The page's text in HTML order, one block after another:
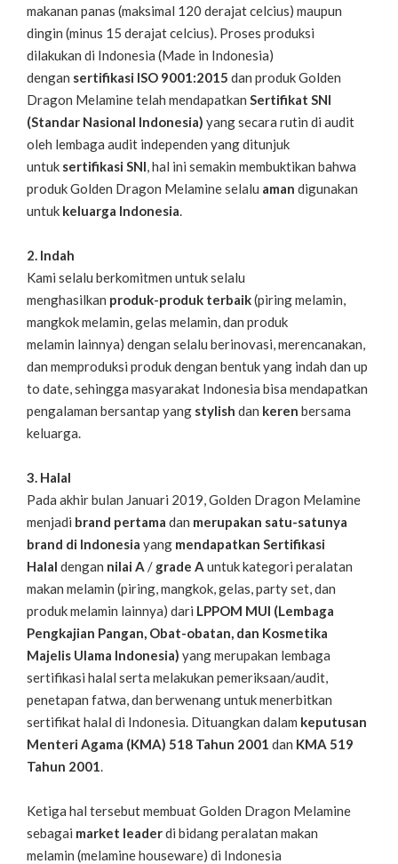
makanan panas (maksimal 120 derajat celcius) maupun
dingin (minus 15 derajat celcius). Proses produksi
dilakukan di Indonesia (Made in Indonesia)
dengan sertifikasi ISO 9001:2015 dan produk Golden
Dragon Melamine telah mendapatkan Sertifikat SNI
(Standar Nasional Indonesia) yang secara rutin di audit
oleh lembaga audit independen yang ditunjuk
untuk sertifikasi SNI, hal ini semakin membuktikan bahwa
produk Golden Dragon Melamine selalu aman digunakan
untuk keluarga Indonesia.
2. Indah
Kami selalu berkomitmen untuk selalu
menghasilkan produk-produk terbaik(piring melamin,
mangkok melamin, gelas melamin, dan produk
melamin lainnya) dengan selalu berinovasi, merencanakan,
dan memproduksi produk dengan bentuk yang indah dan up
to date, sehingga masyarakat Indonesia bisa mendapatkan
pengalaman bersantap yang stylish dan keren bersama
keluarga.
3. Halal
Pada akhir bulan Januari 2019, Golden Dragon Melamine
menjadi brand pertama dan merupakan satu-satunya
brand di Indonesia yang mendapatkan Sertifikasi
Halal dengan nilai A / grade A untuk kategori peralatan
makan melamin (piring, mangkok, gelas, party set, dan
produk melamin lainnya) dari LPPOM MUI (Lembaga
Pengkajian Pangan, Obat-obatan, dan Kosmetika
Majelis Ulama Indonesia) yang merupakan lembaga
sertifikasi halal serta melakukan pemeriksaan/audit,
penetapan fatwa, dan berwenang untuk menerbitkan
sertifikat halal di Indonesia. Dituangkan dalam keputusan
Menteri Agama (KMA) 518 Tahun 2001 dan KMA 519
Tahun 2001.
Ketiga hal tersebut membuat Golden Dragon Melamine
sebagai market leaderdi bidang peralatan makan
melamin (melamine houseware) di Indonesia